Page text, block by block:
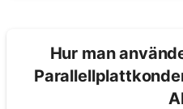
Hur man